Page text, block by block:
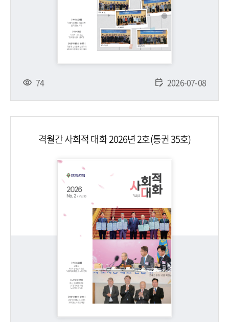
74 2026-07-08
격월간 사회적 대화 2026년 2호(통권 35호)